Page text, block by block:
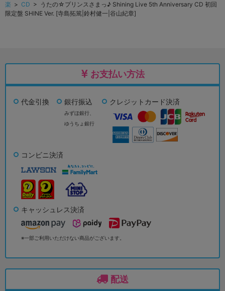
楽 > CD > うたの☆プリンスさまっ♪ Shining Live 5th Anniversary CD 初回
限定盤 SHINE Ver. [寺島拓篤|鈴村健一|谷山紀章]
お支払い方法
代金引換 銀行振込
みずほ銀行、
ゆうちょ銀行
クレジットカード決済
コンビニ決済
キャッシュレス決済
※一部ご利用いただけない商品がございます。
配送